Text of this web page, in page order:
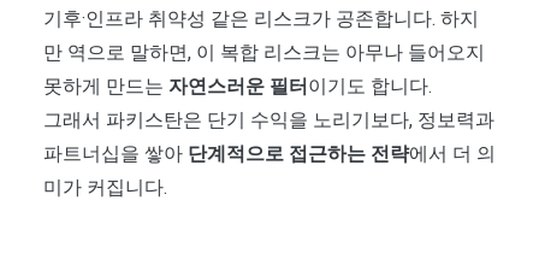
기후·인프라 취약성 같은 리스크가 공존합니다. 하지
만 역으로 말하면, 이 복합 리스크는 아무나 들어오지
못하게 만드는 자연스러운 필터이기도 합니다.
그래서 파키스탄은 단기 수익을 노리기보다, 정보력과
파트너십을 쌓아 단계적으로 접근하는 전략에서 더 의
미가 커집니다.